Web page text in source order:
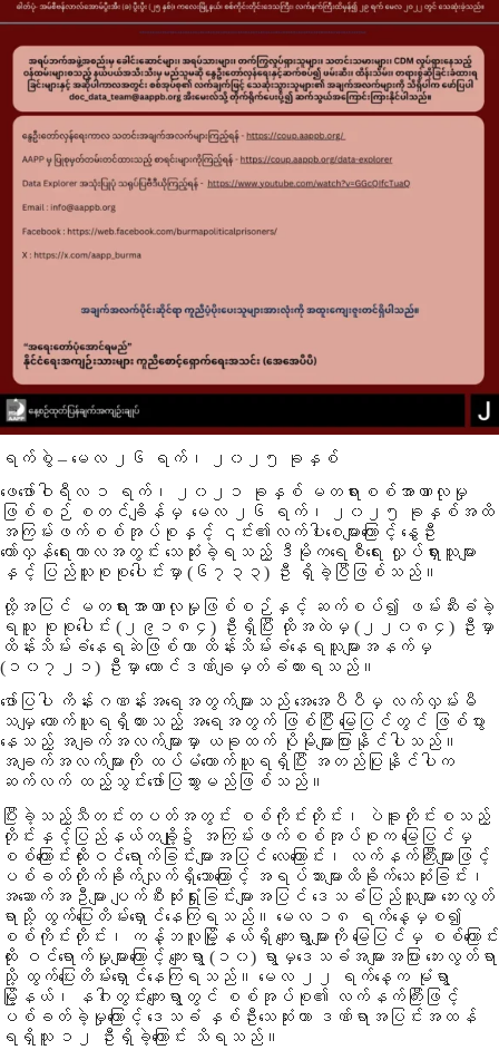
ရက်စွဲ – မေလ ၂၆ ရက်၊ ၂၀၂၅ ခုနှစ်
ဖေဖော်ဝါရီလ ၁ ရက်၊ ၂၀၂၁ ခုနှစ် မတရားစစ်အာဏာလုမှု
ဖြစ်စဉ် စတင်ချိန်မှ မေလ ၂၆ ရက်၊ ၂၀၂၅ ခုနှစ်အထိ
အကြမ်းဖက်စစ်အုပ်စုနှင့် ၎င်း၏လက်ပါးစေများကြောင့် နွေဦး
တော်လှန်ရေးကာလအတွင်း သေဆုံးခဲ့ရသည့် ဒီမိုကရေစီရေး လှုပ်ရှားသူများ
နှင့် ပြည်သူစုစုပေါင်းမှာ (၆၇၃၃) ဦး ရှိခဲ့ပြီဖြစ်သည်။
ထို့အပြင် မတရားအာဏာလုမှုဖြစ်စဉ်နှင့် ဆက်စပ်၍ ဖမ်းဆီးခံခဲ့
ရသူ စုစုပေါင်း (၂၉၁၈၄) ဦးရှိပြီး ထိုအထဲမှ (၂၂၀၈၄) ဦးမှာ
ထိန်းသိမ်းခံနေရဆဲဖြစ်ကာ ထိန်းသိမ်းခံနေရသူများအနက်မှ
(၁၀၇၂၁) ဦးမှာ ထောင်ဒဏ်ချမှတ်ခံထားရသည်။
ဖော်ပြပါ ကိန်းဂဏန်းအရေအတွက်များသည် အေအေပီပီမှ လက်လှမ်းမီ
သမျှ ကောက်ယူရရှိထားသည့် အရေအတွက် ဖြစ်ပြီး မြေပြင်တွင် ဖြစ်ပွား
နေသည့် အချက်အလက်များမှာ ယခုထက် ပိုမိုများပြားနိုင်ပါသည်။
အချက်အလက်များကို ထပ်မံကောက်ယူရရှိပြီး အတည်ပြုနိုင်ပါက
ဆက်လက် ထည့်သွင်းဖော်ပြသွားမည်ဖြစ်သည်။
ပြီးခဲ့သည့်သီတင်းတပတ်အတွင်း စစ်ကိုင်းတိုင်း၊ ပဲခူးတိုင်းစသည့်
တိုင်းနှင့်ပြည်နယ်တချို့၌ အကြမ်းဖက်စစ်အုပ်စုက မြေပြင်မှ
စစ်ကြောင်းထိုးဝင်ရောက်ခြင်းများအပြင် လေကြောင်း၊ လက်နက်ကြီးများဖြင့်
ပစ်ခတ်တိုက်ခိုက်လျက်ရှိသောကြောင့် အရပ်သားများထိခိုက်သေဆုံးခြင်း၊
အဆောက်အဦများ ပျက်စီးဆုံးရှုံးခြင်းများအပြင် ဒေသခံပြည်သူများ ဘေးလွတ်
ရာသို့ ထွက်ပြေးတိမ်းရှောင်နေကြရသည်။ မေလ ၁၈ ရက်နေ့မှစ၍
စစ်ကိုင်းတိုင်း၊ ကန့်ဘလူမြို့နယ်ရှိ ကျေးရွာများကို မြေပြင်မှ စစ်ကြောင်း
ထိုး ဝင်ရောက်မှုများကြောင့် ကျေးရွာ (၁၀) ရွာမှဒေသခံအများအပြား ဘေးလွတ်ရာ
သို့ ထွက်ပြေးတိမ်းရှောင်နေကြရသည်။ မေလ ၂၂ ရက်နေ့က မုံရွာ
မြို့နယ်၊ နဂါးတွင်းကျေးရွာတွင် စစ်အုပ်စု၏ လက်နက်ကြီးဖြင့်
ပစ်ခတ်ခဲ့မှုကြောင့် ဒေသခံ နှစ်ဦးသေဆုံးကာ ဒဏ်ရာအပြင်းအထန်
ရရှိသူ ၁၂ ဦးရှိခဲ့ကြောင်း သိရသည်။